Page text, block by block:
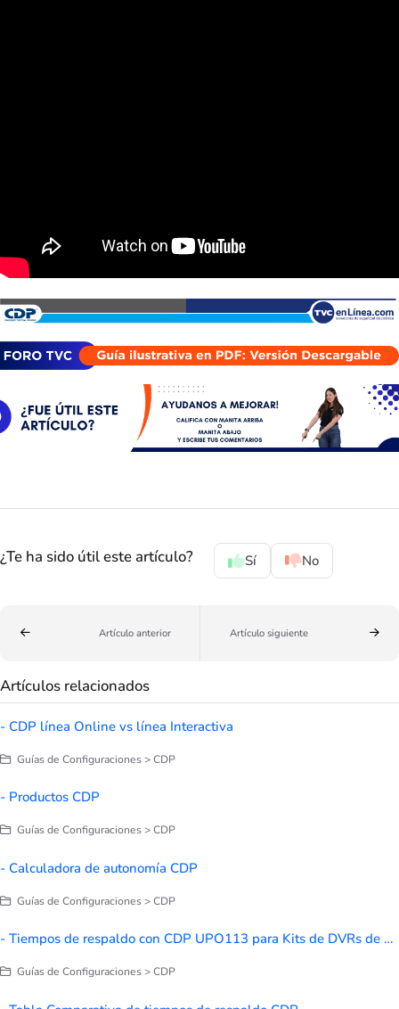
¿Te ha sido útil este artículo? Sí No
Artículo anterior Artículo siguiente
Artículos relacionados
- CDP línea Online vs línea Interactiva
Guías de Configuraciones > CDP
- Productos CDP
Guías de Configuraciones > CDP
- Calculadora de autonomía CDP
Guías de Configuraciones > CDP
- Tiempos de respaldo con CDP UPO113 para Kits de DVRs de 4,8 y 16 canales con fuentes de 1.5 y 2 Amp
Guías de Configuraciones > CDP